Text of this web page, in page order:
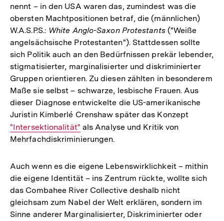
nennt – in den USA waren das, zumindest was die
obersten Machtpositionen betraf, die (männlichen)
W.A.S.P.S.: White Anglo-Saxon Protestants("Weiße
angelsächsische Protestanten"). Stattdessen sollte
sich Politik auch an den Bedürfnissen prekär lebender,
stigmatisierter, marginalisierter und diskriminierter
Gruppen orientieren. Zu diesen zählten in besonderem
Maße sie selbst – schwarze, lesbische Frauen. Aus
dieser Diagnose entwickelte die US-amerikanische
Juristin Kimberlé Crenshaw später das Konzept
Interner
Link:
"Intersektionalität" als Analyse und Kritik von
Mehrfachdiskriminierungen.
Auch wenn es die eigene Lebenswirklichkeit – mithin
die eigene Identität – ins Zentrum rückte, wollte sich
das Combahee River Collective deshalb nicht
gleichsam zum Nabel der Welt erklären, sondern im
Sinne anderer Marginalisierter, Diskriminierter oder